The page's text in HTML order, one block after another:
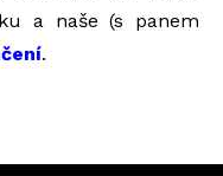
a naše (s panem
.